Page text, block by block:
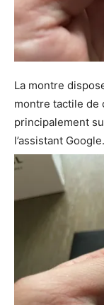
La montre
montre tactile de
principalement
l’assistant Google.